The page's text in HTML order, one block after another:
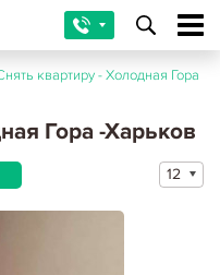
квартиру - Холодная Гора
Гора -Харьков
12